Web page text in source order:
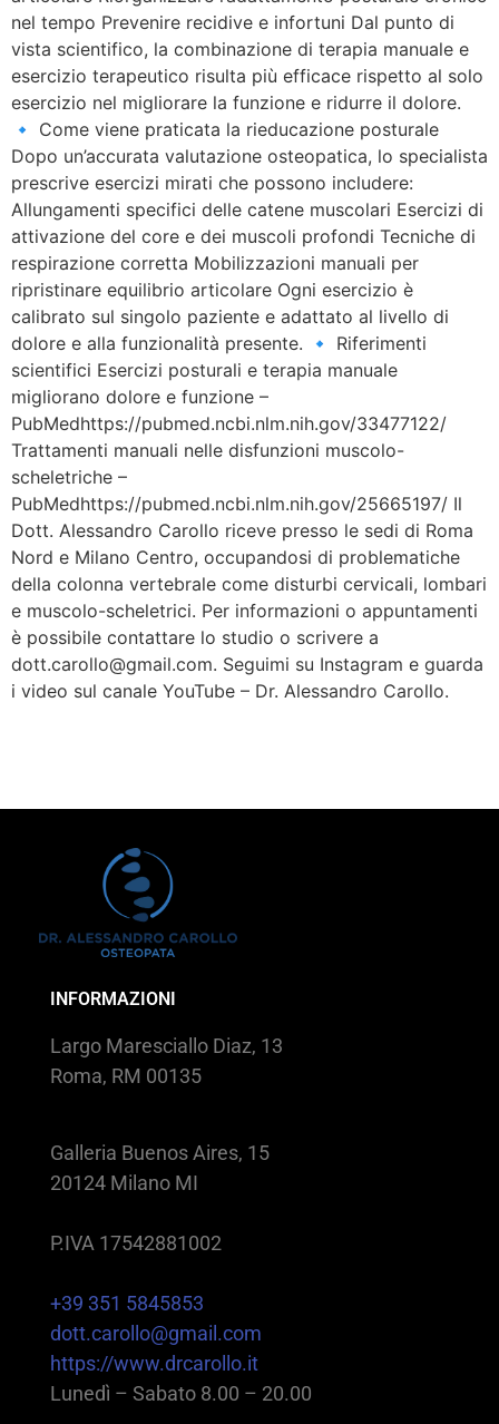
nel tempo Prevenire recidive e infortuni Dal punto di
vista scientifico, la combinazione di terapia manuale e
esercizio terapeutico risulta più efficace rispetto al solo
esercizio nel migliorare la funzione e ridurre il dolore.
🔹 Come viene praticata la rieducazione posturale
Dopo un’accurata valutazione osteopatica, lo specialista
prescrive esercizi mirati che possono includere:
Allungamenti specifici delle catene muscolari Esercizi di
attivazione del core e dei muscoli profondi Tecniche di
respirazione corretta Mobilizzazioni manuali per
ripristinare equilibrio articolare Ogni esercizio è
calibrato sul singolo paziente e adattato al livello di
dolore e alla funzionalità presente. 🔹 Riferimenti
scientifici Esercizi posturali e terapia manuale
migliorano dolore e funzione –
PubMedhttps://pubmed.ncbi.nlm.nih.gov/33477122/
Trattamenti manuali nelle disfunzioni muscolo-
scheletriche –
PubMedhttps://pubmed.ncbi.nlm.nih.gov/25665197/ Il
Dott. Alessandro Carollo riceve presso le sedi di Roma
Nord e Milano Centro, occupandosi di problematiche
della colonna vertebrale come disturbi cervicali, lombari
e muscolo-scheletrici. Per informazioni o appuntamenti
è possibile contattare lo studio o scrivere a
dott.carollo@gmail.com. Seguimi su Instagram e guarda
i video sul canale YouTube – Dr. Alessandro Carollo.
INFORMAZIONI
Largo Maresciallo Diaz, 13
Roma, RM 00135
Galleria Buenos Aires, 15
20124 Milano MI
P.IVA 17542881002
+39 351 5845853
dott.carollo@gmail.com
https://www.drcarollo.it
Lunedì – Sabato 8.00 – 20.00